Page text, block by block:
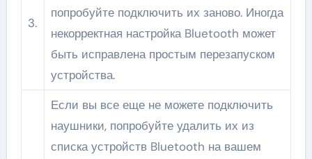
3.
попробуйте подключить их заново. Иногда
некорректная настройка Bluetooth может
быть исправлена простым перезапуском
устройства.
Если вы все еще не можете подключить
наушники, попробуйте удалить их из
списка устройств Bluetooth на вашем